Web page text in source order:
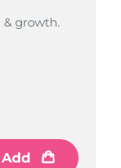
growth.
Add